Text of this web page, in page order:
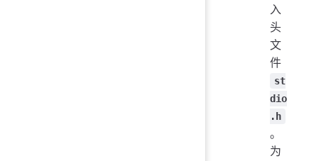
入
头
文
件
st
dio
.h
。
为